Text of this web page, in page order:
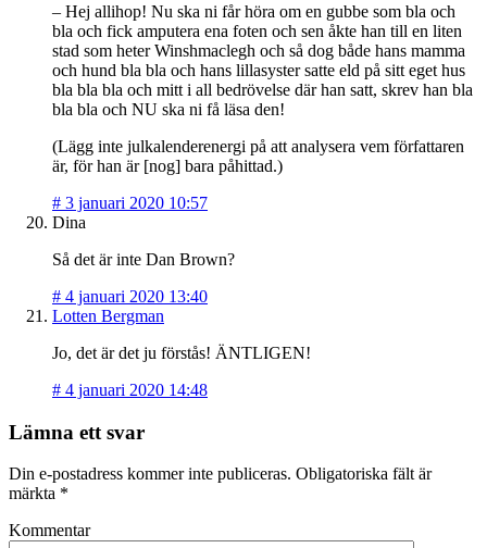
– Hej allihop! Nu ska ni får höra om en gubbe som bla och
bla och fick amputera ena foten och sen åkte han till en liten
stad som heter Winshmaclegh och så dog både hans mamma
och hund bla bla och hans lillasyster satte eld på sitt eget hus
bla bla bla och mitt i all bedrövelse där han satt, skrev han bla
bla bla och NU ska ni få läsa den!
(Lägg inte julkalenderenergi på att analysera vem författaren
är, för han är [nog] bara påhittad.)
# 3 januari 2020 10:57
Dina
Så det är inte Dan Brown?
# 4 januari 2020 13:40
Lotten Bergman
Jo, det är det ju förstås! ÄNTLIGEN!
# 4 januari 2020 14:48
Lämna ett svar
Din e-postadress kommer inte publiceras. Obligatoriska fält är
märkta *
Kommentar